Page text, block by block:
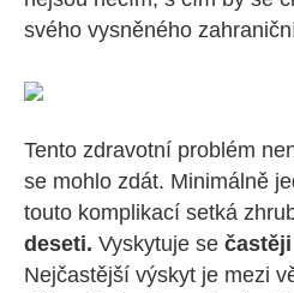
svého vysněného
Tento zdravotní problém
se mohlo zdát. Minimálně
touto komplikací setká
deseti. Vyskytuje se
Nejčastější výskyt je mezi